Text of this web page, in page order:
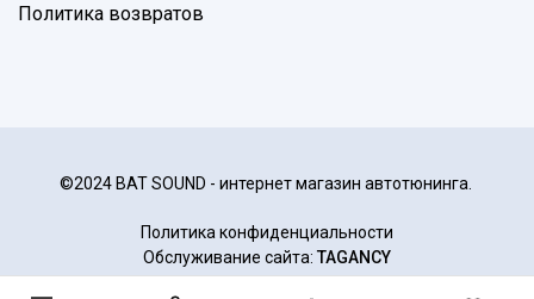
Политика возвратов
©2024 BAT SOUND - интернет магазин автотюнинга.
Политика конфиденциальности
Обслуживание сайта: TAGANCY